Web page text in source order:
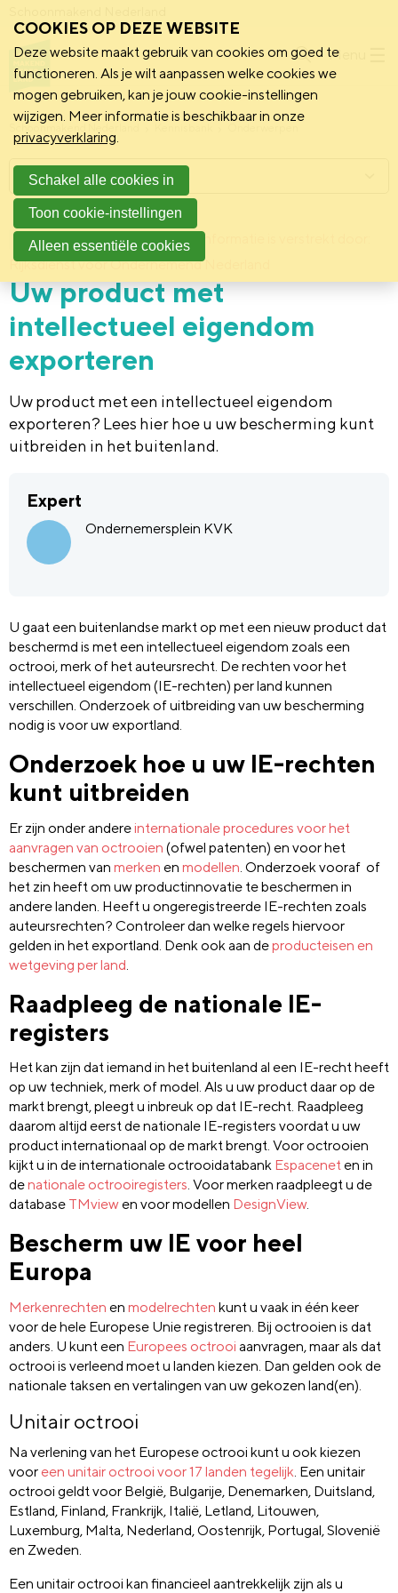
Menu
Schoonmakend Nederland
Achtergrond 23 mei 2018 Deze informatie is verstrekt door:
Rijksdienst voor Ondernemend Nederland
Uw product met
intellectueel eigendom
exporteren
Uw product met een intellectueel eigendom
exporteren? Lees hier hoe u uw bescherming kunt
uitbreiden in het buitenland.
Expert
Ondernemersplein KVK
U gaat een buitenlandse markt op met een nieuw product dat
beschermd is met een intellectueel eigendom zoals een
octrooi, merk of het auteursrecht. De rechten voor het
intellectueel eigendom (IE-rechten) per land kunnen
verschillen. Onderzoek of uitbreiding van uw bescherming
nodig is voor uw exportland.
Onderzoek hoe u uw IE-rechten
kunt uitbreiden
Er zijn onder andereinternationale procedures voor het
aanvragen van octrooien (ofwel patenten) en voor het
beschermen van merken en modellen . Onderzoek vooraf of
het zin heeft om uw productinnovatie te beschermen in
andere landen. Heeft u ongeregistreerde IE-rechten zoals
auteursrechten? Controleer dan welke regels hiervoor
gelden in het exportland. Denk ook aan deproducteisen en
wetgeving per land
Raadpleeg de nationale IE-
registers
Het kan zijn dat iemand in het buitenland al een IE-recht heeft
op uw techniek, merk of model. Als u uw product daar op de
markt brengt, pleegt u inbreuk op dat IE-recht. Raadpleeg
daarom altijd eerst de nationale IE-registers voordat u uw
product internationaal op de markt brengt. Voor octrooien
kijkt u in de internationale octrooidatabank Espaceneten in
denationale octrooiregisters. Voor merken raadpleegt u de
database TMviewen voor modellen DesignView.
Bescherm uw IE voor heel
Europa
Merkenrechten en modelrechten kunt u vaak in één keer
voor de hele Europese Unie registreren. Bij octrooien is dat
anders. U kunt een Europees octrooi aanvragen, maar als dat
octrooi is verleend moet u landen kiezen. Dan gelden ook de
nationale taksen en vertalingen van uw gekozen land(en).
Unitair octrooi
Na verlening van het Europese octrooi kunt u ook kiezen
voor een unitair octrooi voor 17 landen tegelijk. Een unitair
octrooi geldt voor België, Bulgarije, Denemarken, Duitsland,
Estland, Finland, Frankrijk, Italië, Letland, Litouwen,
Luxemburg, Malta, Nederland, Oostenrijk, Portugal, Slovenië
en Zweden.
Een unitair octrooi kan financieel aantrekkelijk zijn als u
Menu
COOKIES OP DEZE WEBSITE
Deze website maakt gebruik van cookies om goed te
functioneren. Als je wilt aanpassen welke cookies we
mogen gebruiken, kan je jouw cookie-instellingen
wijzigen. Meer informatie is beschikbaar in onze
privacyverklaring.
Schakel alle cookies in
Toon cookie-instellingen
Alleen essentiële cookies